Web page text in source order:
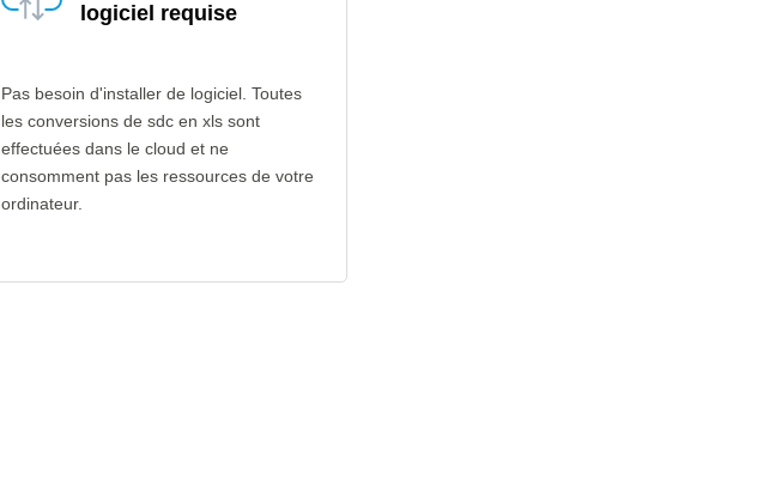
logiciel requise
Pas besoin d'installer de logiciel. Toutes
les conversions de sdc en xls sont
effectuées dans le cloud et ne
consomment pas les ressources de votre
ordinateur.